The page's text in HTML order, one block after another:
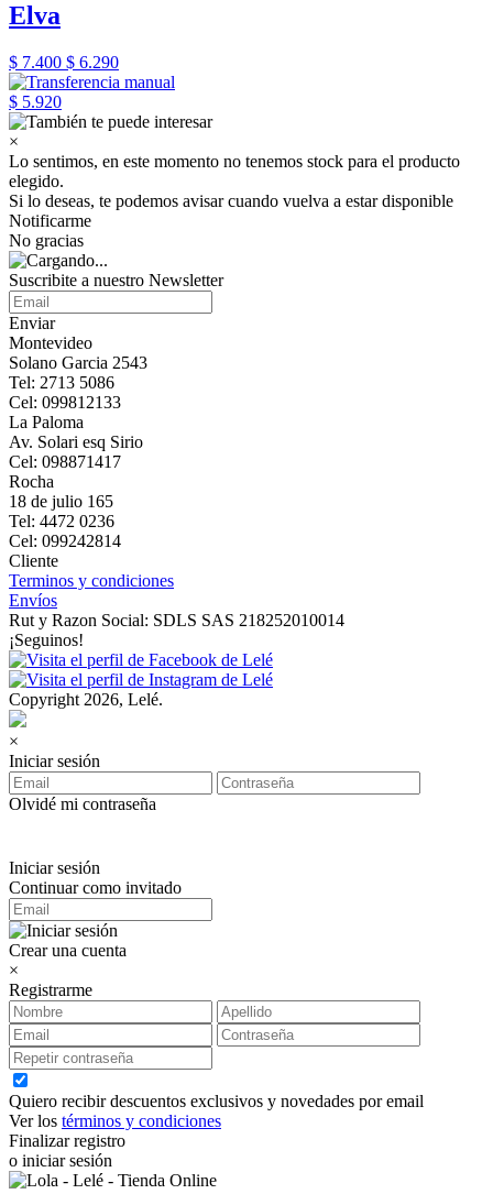
Elva
$ 7.400 $ 6.290
$ 5.920
×
Lo sentimos, en este momento no tenemos stock para el producto
elegido.
Si lo deseas, te podemos avisar cuando vuelva a estar disponible
Notificarme
No gracias
Suscribite a nuestro Newsletter
Enviar
Montevideo
Solano Garcia 2543
Tel: 2713 5086
Cel: 099812133
La Paloma
Av. Solari esq Sirio
Cel: 098871417
Rocha
18 de julio 165
Tel: 4472 0236
Cel: 099242814
Cliente
Terminos y condiciones
Envíos
Rut y Razon Social: SDLS SAS 218252010014
¡Seguinos!
Copyright 2026, Lelé.
×
Iniciar sesión
Olvidé mi contraseña
Iniciar sesión
Continuar como invitado
Crear una cuenta
×
Registrarme
Quiero recibir descuentos exclusivos y novedades por email
Ver los términos y condiciones
Finalizar registro
o iniciar sesión